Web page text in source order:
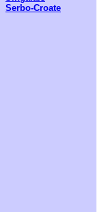
Serbo-Croate